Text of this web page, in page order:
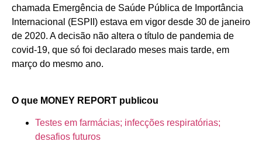
chamada Emergência de Saúde Pública de Importância
Internacional (ESPII) estava em vigor desde 30 de janeiro
de 2020. A decisão não altera o título de pandemia de
covid-19, que só foi declarado meses mais tarde, em
março do mesmo ano.
O que MONEY REPORT publicou
Testes em farmácias; infecções respiratórias;
desafios futuros